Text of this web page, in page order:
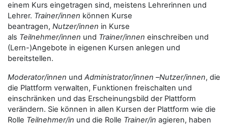
einem Kurs eingetragen sind, meistens Lehrerinnen und
Lehrer. Trainer/innen können Kurse
beantragen, Nutzer/innen in Kurse
als Teilnehmer/innen und Trainer/innen einschreiben und
(Lern-)Angebote in eigenen Kursen anlegen und
bereitstellen.
Moderator/innen und Administrator/innen –Nutzer/innen, die
die Plattform verwalten, Funktionen freischalten und
einschränken und das Erscheinungsbild der Plattform
verändern. Sie können in allen Kursen der Plattform wie die
Rolle Teilnehmer/in und die Rolle Trainer/in agieren, haben